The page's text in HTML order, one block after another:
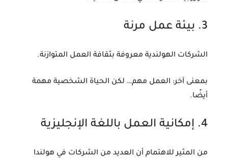
3. بيئة عمل مرنة
الشركات الهولندية معروفة بثقافة العمل المتوازنة.
بمعنى آخر: العمل مهم… لكن الحياة الشخصية مهمة
أيضًا.
4. إمكانية العمل باللغة الإنجليزية
من المثير للاهتمام أن العديد من الشركات في هولندا